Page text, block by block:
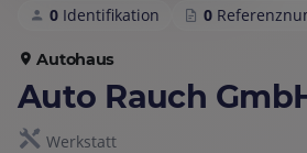
0 Identifikation 0
Autohaus
Auto Rauch
Werkstatt